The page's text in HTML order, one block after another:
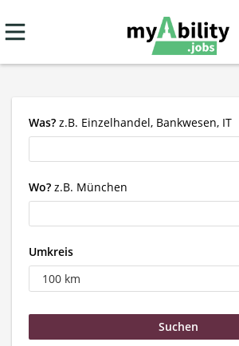
Was? z.B. Einzelhandel, Bankwesen, IT
Wo? z.B. München
Umkreis